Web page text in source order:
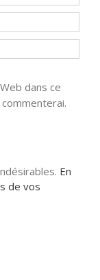
dans ce
En
de vos